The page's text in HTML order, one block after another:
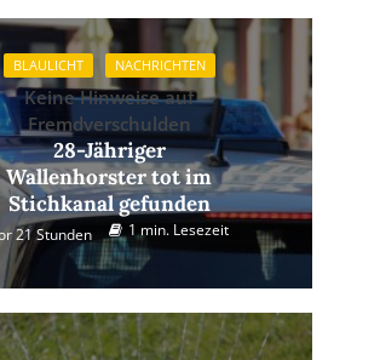
BLAULICHT NACHRICHTEN
Keine Hinweise auf
Fremdverschulden
28-Jähriger
Wallenhorster tot im
Stichkanal gefunden
21 Stunden 1 min. Lesezeit